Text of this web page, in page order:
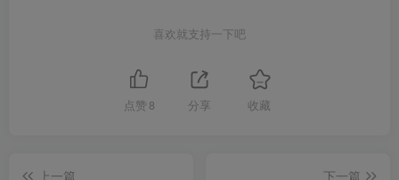
喜欢就支持一下吧
点赞 8 分享 收藏
上一篇
下一篇